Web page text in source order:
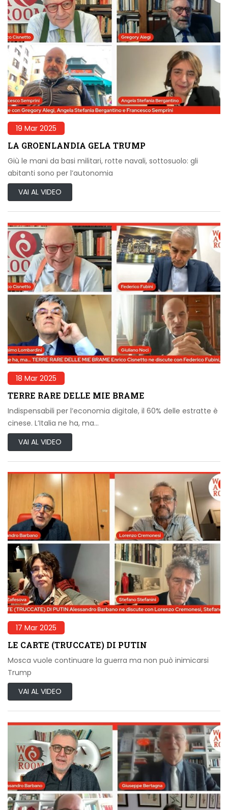
19 Mar 2025
LA GROENLANDIA GELA TRUMP
Giù le mani da basi militari, rotte navali, sottosuolo: gli
abitanti sono per l’autonomia
VAI AL VIDEO
18 Mar 2025
TERRE RARE DELLE MIE BRAME
Indispensabili per l’economia digitale, il 60% delle estratte è
cinese. L’Italia ne ha, ma…
VAI AL VIDEO
17 Mar 2025
LE CARTE (TRUCCATE) DI PUTIN
Mosca vuole continuare la guerra ma non può inimicarsi
Trump
VAI AL VIDEO